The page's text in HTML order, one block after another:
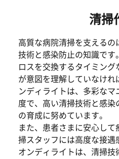
清掃
高質な病院清掃を支えるの
技術と感染防止の知識です
ロスを交換するタイミング
が意図を理解していなけれ
ンディライトは、多彩なマ
度で、高い清掃技術と感染
の育成に努めています。
また、患者さまに安心し
掃スタッフには高度な接遇
オンディライトは、清掃技